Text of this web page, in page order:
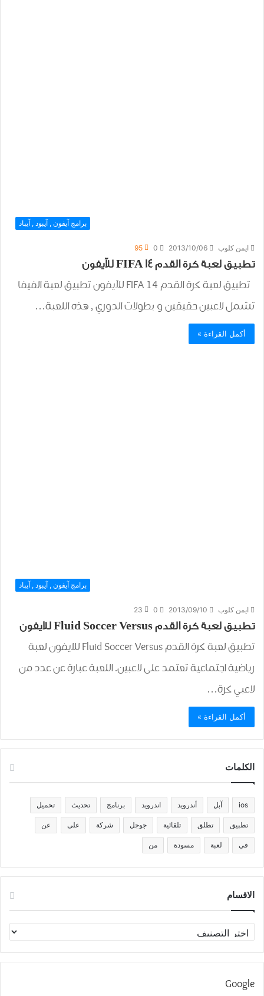
برامج آيفون , آيبود , آيباد
ايمن كلوب 2013/10/06
0
95
تطبيق لعبة كرة القدم FIFA 14 للآيفون
تطبيق لعبة كرة القدم FIFA 14 للآيفون تطبيق لعبة الفيفا
تشمل لاعبين حقيقين و بطولات الدوري , هذه اللعبة…
أكمل القراءة »
برامج آيفون , آيبود , آيباد
ايمن كلوب 2013/09/10
0
23
تطبيق لعبة كرة القدم Fluid Soccer Versus للايفون
تطبيق لعبة كرة القدم Fluid Soccer Versus للايفون لعبة
رياضية اجتماعية تعتمد على لاعبين. اللعبة عبارة عن عدد من
لاعبي كرة…
أكمل القراءة »
الكلمات
ios آبل أندرويد اندرويد برنامج تحديث تحميل
تطبيق تطلق تلقائية جوجل شركة على عن
في لعبة مسودة من
الاقسام
الاقسام
Google